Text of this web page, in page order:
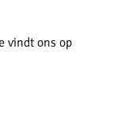
vindt ons op